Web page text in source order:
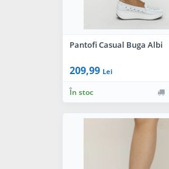
Pantofi Casual Buga Albi
209,99 Lei
În stoc